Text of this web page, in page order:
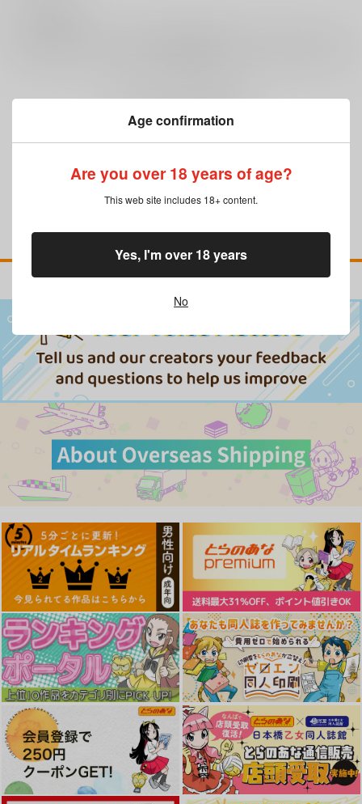
Age confirmation
Are you over 18 years of age?
This web site includes 18+ content.
No
Yes, I'm over 18 years